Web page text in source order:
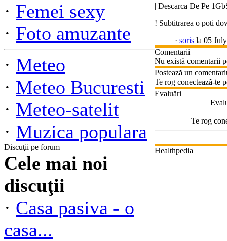
· Femei sexy
· Foto amuzante
· Meteo
· Meteo Bucuresti
· Meteo-satelit
· Muzica populara
Discuţii pe forum
Cele mai noi
discuţii
· Casa pasiva - o
casa...
| Descarca De Pe
! Subtitrarea o poti
· sorisla 05
Comentarii
Nu există comentarii
Postează un
Te rog conectează-te
Evaluări
Te rog
Healthpedia